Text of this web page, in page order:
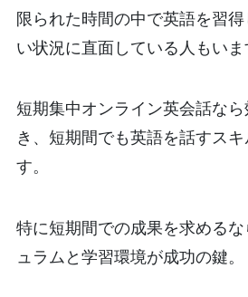
限られた時間の中で英語を習
い状況に直面している人もいま
短期集中オンライン英会話な
き、短期間でも英語を話すス
す。
特に短期間での成果を求める
ュラムと学習環境が成功の鍵。